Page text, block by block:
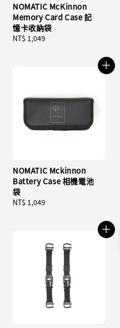
NOMATIC McKinnon
Memory Card Case 記
憶卡收納袋
Regular
NT$ 1,049
NOMATIC Mckinnon
Battery Case 相機電池
袋
Regular
NT$ 1,049